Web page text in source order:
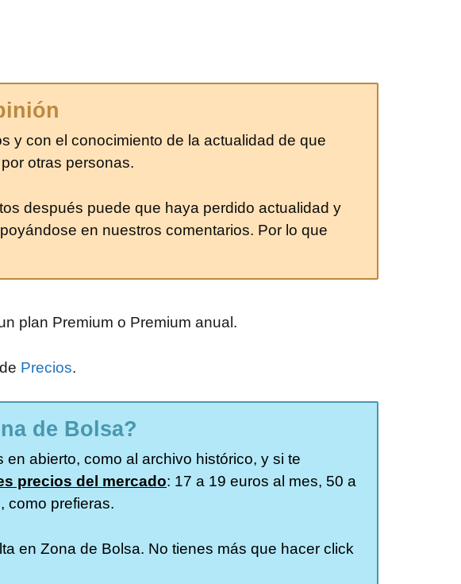
y con el conocimiento de la actualidad de que
otras personas.
después puede que haya perdido actualidad y
en nuestros comentarios. Por lo que
plan Premium o Premium anual.
Precios.
de Bolsa?
abierto, como al archivo histórico, y si te
precios del mercado: 17 a 19 euros al mes, 50 a
como prefieras.
en Zona de Bolsa. No tienes más que hacer click